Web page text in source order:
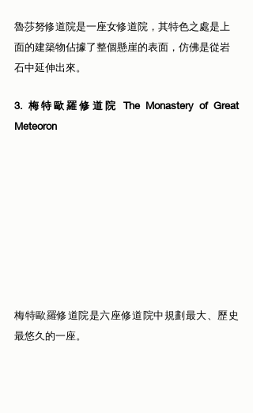
魯莎努修道院是一座女修道院，其特色之處是上
面的建築物佔據了整個懸崖的表面，仿佛是從岩
石中延伸出來。
3. 梅特歐羅修道院 The Monastery of Great
Meteoron
梅特歐羅修道院是六座修道院中規劃最大、歷史
最悠久的一座。